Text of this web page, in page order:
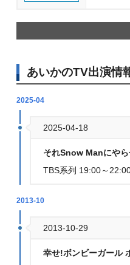
あいかのTV出演情
2025-04
2025-04-18
それSnow Manにや
TBS系列 19:00～
2013-10
2013-10-29
幸せ!ボンビーガール